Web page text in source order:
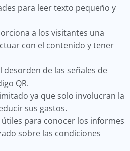
para leer texto pequeño y
a los visitantes una
con el contenido y tener
desorden de las señales de
QR.
ya que solo involucran la
sus gastos.
para conocer los informes
sobre las condiciones